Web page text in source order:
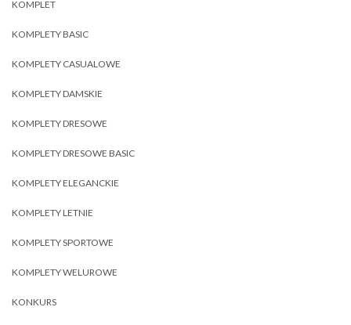
KOMPLET
KOMPLETY BASIC
KOMPLETY CASUALOWE
KOMPLETY DAMSKIE
KOMPLETY DRESOWE
KOMPLETY DRESOWE BASIC
KOMPLETY ELEGANCKIE
KOMPLETY LETNIE
KOMPLETY SPORTOWE
KOMPLETY WELUROWE
KONKURS